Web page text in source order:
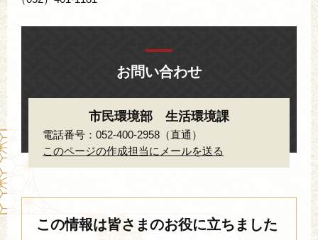
お問い合わせ
市民環境部 生活環境課
電話番号：052-400-2958（直通）
このページの作成担当にメールを送る
この情報は皆さまのお役に立ちました